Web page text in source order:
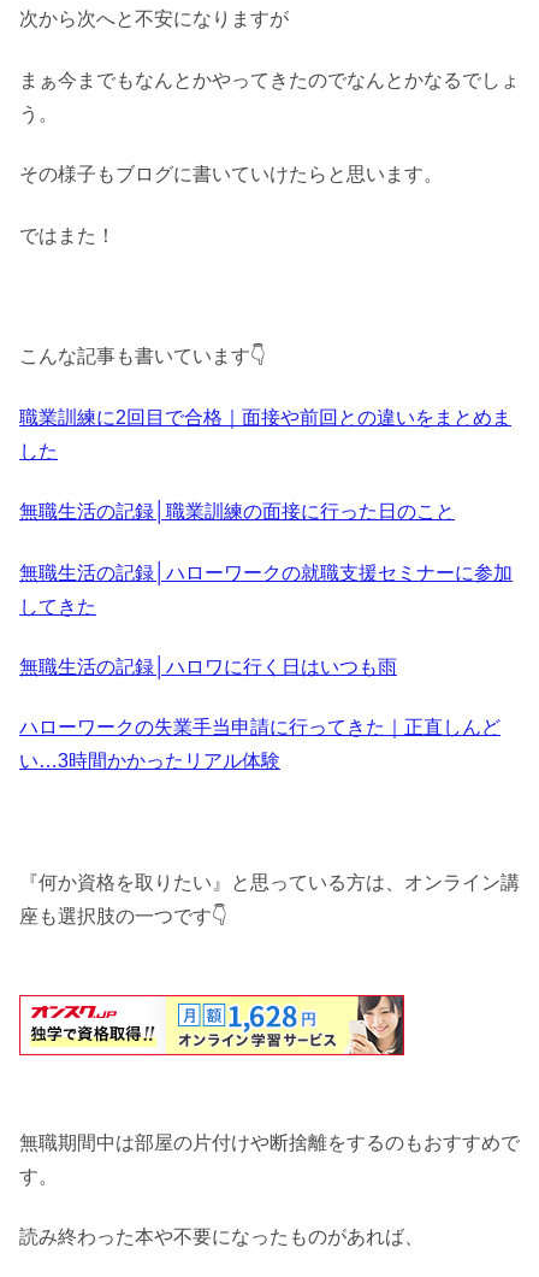
次から次へと不安になりますが
まぁ今までもなんとかやってきたのでなんとかなるでしょ
う。
その様子もブログに書いていけたらと思います。
ではまた！
こんな記事も書いています👇
職業訓練に2回目で合格｜面接や前回との違いをまとめま
した
無職生活の記録│職業訓練の面接に行った日のこと
無職生活の記録│ハローワークの就職支援セミナーに参加
してきた
無職生活の記録│ハロワに行く日はいつも雨
ハローワークの失業手当申請に行ってきた｜正直しんど
い…3時間かかったリアル体験
『何か資格を取りたい』と思っている方は、オンライン講
座も選択肢の一つです👇
無職期間中は部屋の片付けや断捨離をするのもおすすめで
す。
読み終わった本や不要になったものがあれば、